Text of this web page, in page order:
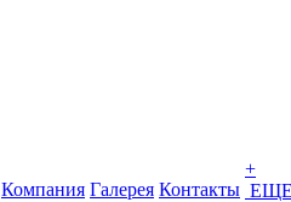
Компания Галерея Контакты
+